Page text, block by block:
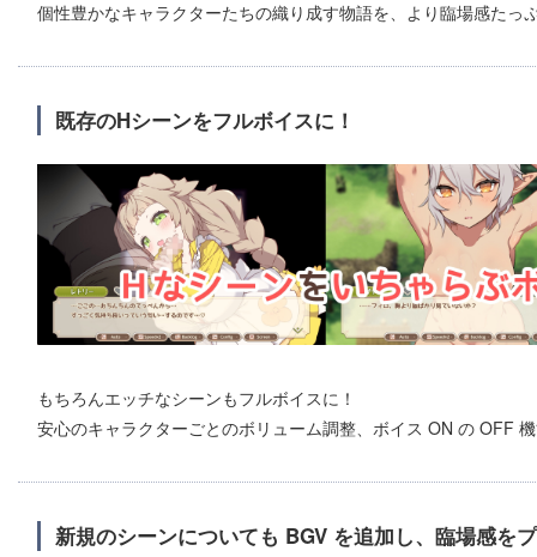
個性豊かなキャラクターたちの織り成す物語を、より臨場感たっ
既存のHシーンをフルボイスに！
もちろんエッチなシーンもフルボイスに！
安心のキャラクターごとのボリューム調整、ボイス ON の OFF
新規のシーンについても BGV を追加し、臨場感を